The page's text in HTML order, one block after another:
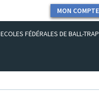
MON COMPTE
ECOLES FÉDÉRALES DE BALL-TRAP